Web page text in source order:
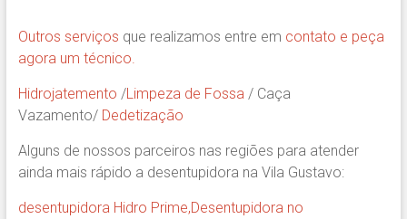
Outros serviços que realizamos entre em contato e peça
agora um técnico.
Hidrojatemento /Limpeza de Fossa/ Caça
Vazamento/ Dedetização
Alguns de nossos parceiros nas regiões para atender
ainda mais rápido a desentupidora na Vila Gustavo:
desentupidora Hidro Prime,Desentupidora no